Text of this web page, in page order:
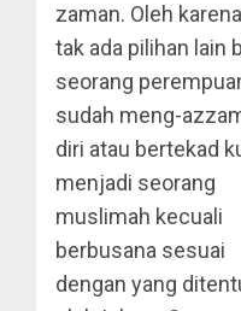
zaman. Oleh
tak ada pilihan lain
seorang
sudah meng-
diri atau bertekad
menjadi seorang
muslimah kecuali
berbusana sesuai
dengan yang